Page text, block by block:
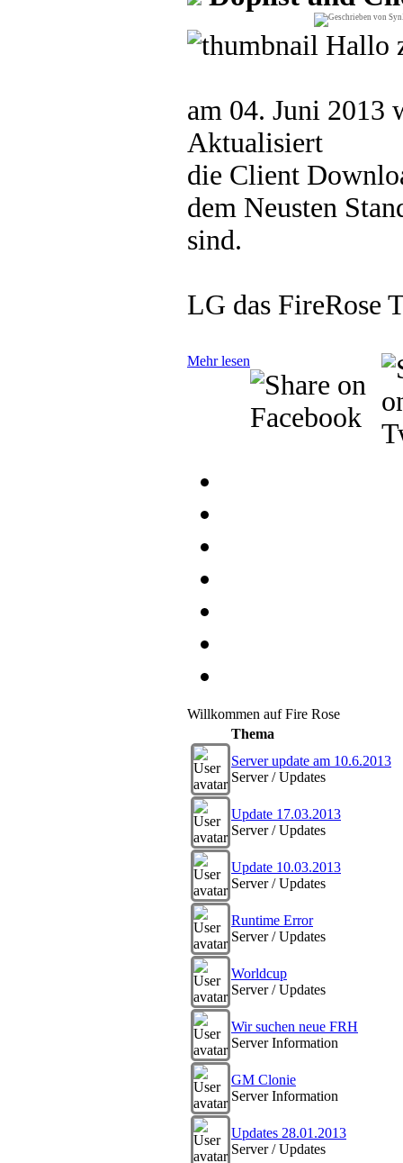
Hallo
am 04. Juni
Aktualisiert
die Client
dem Neusten
sind.
LG das FireRose
Mehr lesen
Willkommen auf Fire Rose
Thema
Server update am 10.6.2013
Server / Updates
Update 17.03.2013
Server / Updates
Update 10.03.2013
Server / Updates
Runtime Error
Server / Updates
Worldcup
Server / Updates
Wir suchen neue FRH
Server Information
GM Clonie
Server Information
Updates 28.01.2013
Server / Updates